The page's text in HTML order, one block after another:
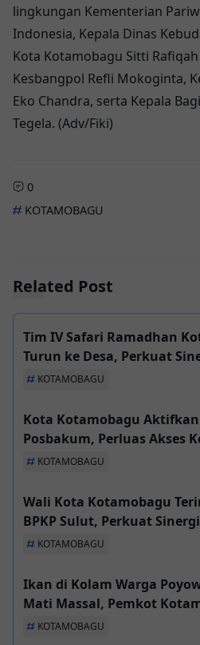
lingkungan Kementerian
Indonesia, Kepala Dinas
Kota Kotamobagu Sitti
Kesbangpol Refli Mokoginta,
Eko Chandra, serta Kepala
Tegela. (Adv/Fiki)
0
KOTAMOBAGU
Related Post
Tim IV Safari Ramadhan
Turun ke Desa, Perkuat
Kebersamaan
KOTAMOBAGU
Kota Kotamobagu Aktifkan
Posbakum, Perluas Akses
hingga Tingkat Desa
KOTAMOBAGU
Wali Kota Kotamobagu
BPKP Sulut, Perkuat
Keuangan Transparan
KOTAMOBAGU
Ikan di Kolam Warga
Mati Massal, Pemkot
Turun Tangan Selidiki
KOTAMOBAGU